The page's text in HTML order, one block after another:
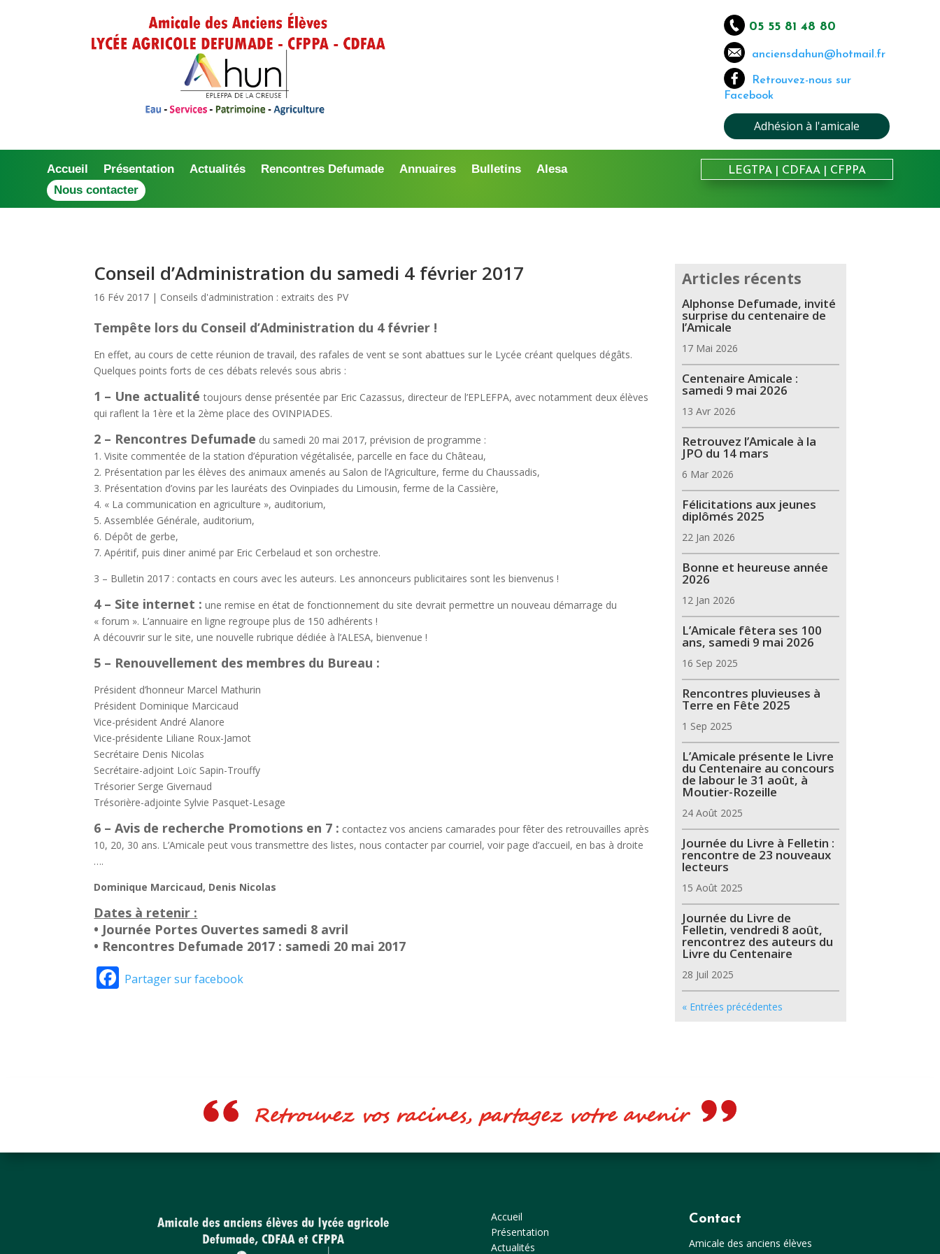
05 55 81 48 80
anciensdahun@hotmail.fr
Retrouvez-nous sur
Facebook
Adhésion à l'amicale
Accueil Présentation Actualités Rencontres Defumade Annuaires Bulletins
Alesa
Nous contacter
LEGTPA| CDFAA| CFPPA
Conseil d’Administration du samedi 4 février 2017
16 Fév 2017 | Conseils d'administration : extraits des PV
Tempête lors du Conseil d’Administration du 4 février !
En effet, au cours de cette réunion de travail, des rafales de vent se sont abattues sur le Lycée créant quelques dégâts.
Quelques points forts de ces débats relevés sous abris :
1 – Une actualitétoujours dense présentée par Eric Cazassus, directeur de l’EPLEFPA, avec notamment deux élèves
qui raflent la 1ère et la 2ème place des OVINPIADES.
2 – Rencontres Defumade du samedi 20 mai 2017, prévision de programme :
1. Visite commentée de la station d’épuration végétalisée, parcelle en face du Château,
2. Présentation par les élèves des animaux amenés au Salon de l’Agriculture, ferme du Chaussadis,
3. Présentation d’ovins par les lauréats des Ovinpiades du Limousin, ferme de la Cassière,
4. « La communication en agriculture », auditorium,
5. Assemblée Générale, auditorium,
6. Dépôt de gerbe,
7. Apéritif, puis diner animé par Eric Cerbelaud et son orchestre.
3 – Bulletin 2017 : contacts en cours avec les auteurs. Les annonceurs publicitaires sont les bienvenus !
4 – Site internet : une remise en état de fonctionnement du site devrait permettre un nouveau démarrage du
« forum ». L’annuaire en ligne regroupe plus de 150 adhérents !
A découvrir sur le site, une nouvelle rubrique dédiée à l’ALESA, bienvenue !
5 – Renouvellement des membres du Bureau :
Président d’honneur Marcel Mathurin
Président Dominique Marcicaud
Vice-président André Alanore
Vice-présidente Liliane Roux-Jamot
Secrétaire Denis Nicolas
Secrétaire-adjoint Loïc Sapin-Trouffy
Trésorier Serge Givernaud
Trésorière-adjointe Sylvie Pasquet-Lesage
6 – Avis de recherche Promotions en 7 : contactez vos anciens camarades pour fêter des retrouvailles après
10, 20, 30 ans. L’Amicale peut vous transmettre des listes, nous contacter par courriel, voir page d’accueil, en bas à droite
….
Dominique Marcicaud, Denis Nicolas
Dates à retenir :
• Journée Portes Ouvertes samedi 8 avril
• Rencontres Defumade 2017 : samedi 20 mai 2017
Facebook
Partager sur facebook
Articles récents
Alphonse Defumade, invité
surprise du centenaire de
l’Amicale
17 Mai 2026
Centenaire Amicale :
samedi 9 mai 2026
13 Avr 2026
Retrouvez l’Amicale à la
JPO du 14 mars
6 Mar 2026
Félicitations aux jeunes
diplômés 2025
22 Jan 2026
Bonne et heureuse année
2026
12 Jan 2026
L’Amicale fêtera ses 100
ans, samedi 9 mai 2026
16 Sep 2025
Rencontres pluvieuses à
Terre en Fête 2025
1 Sep 2025
L’Amicale présente le Livre
du Centenaire au concours
de labour le 31 août, à
Moutier-Rozeille
24 Août 2025
Journée du Livre à Felletin :
rencontre de 23 nouveaux
lecteurs
15 Août 2025
Journée du Livre de
Felletin, vendredi 8 août,
rencontrez des auteurs du
Livre du Centenaire
28 Juil 2025
« Entrées précédentes
Retrouvez vos racines, partagez votre avenir
Accueil
Présentation
Actualités
Contact
Amicale des anciens élèves